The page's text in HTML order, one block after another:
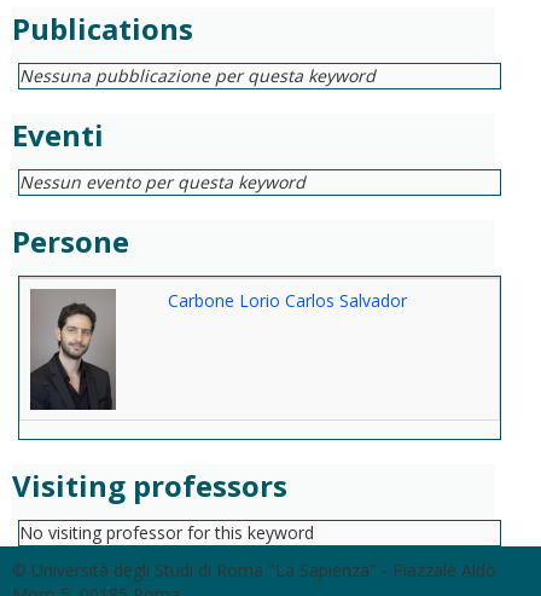
Publications
Nessuna pubblicazione per questa keyword
Eventi
Nessun evento per questa keyword
Persone
Carbone Lorio Carlos Salvador
Visiting professors
No visiting professor for this keyword
© Università degli Studi di Roma "La Sapienza" - Piazzale Aldo